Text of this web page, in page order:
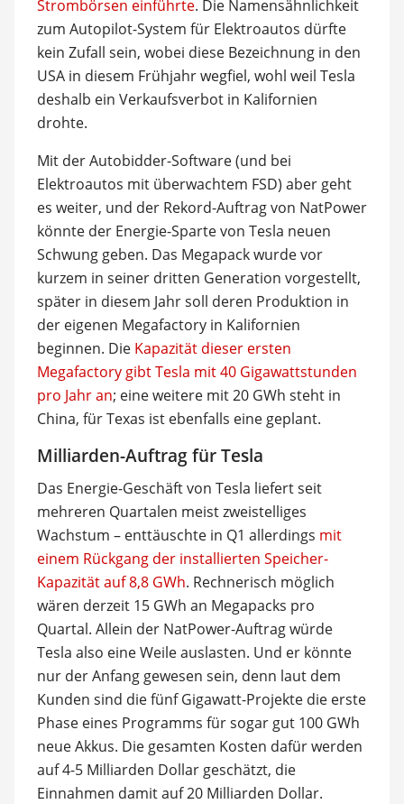
Strombörsen einführte. Die Namensähnlichkeit
zum Autopilot-System für Elektroautos dürfte
kein Zufall sein, wobei diese Bezeichnung in den
USA in diesem Frühjahr wegfiel, wohl weil Tesla
deshalb ein Verkaufsverbot in Kalifornien
drohte.
Mit der Autobidder-Software (und bei
Elektroautos mit überwachtem FSD) aber geht
es weiter, und der Rekord-Auftrag von NatPower
könnte der Energie-Sparte von Tesla neuen
Schwung geben. Das Megapack wurde vor
kurzem in seiner dritten Generation vorgestellt,
später in diesem Jahr soll deren Produktion in
der eigenen Megafactory in Kalifornien
beginnen. Die Kapazität dieser ersten
Megafactory gibt Tesla mit 40 Gigawattstunden
pro Jahr an; eine weitere mit 20 GWh steht in
China, für Texas ist ebenfalls eine geplant.
Milliarden-Auftrag für Tesla
Das Energie-Geschäft von Tesla liefert seit
mehreren Quartalen meist zweistelliges
Wachstum – enttäuschte in Q1 allerdings mit
einem Rückgang der installierten Speicher-
Kapazität auf 8,8 GWh. Rechnerisch möglich
wären derzeit 15 GWh an Megapacks pro
Quartal. Allein der NatPower-Auftrag würde
Tesla also eine Weile auslasten. Und er könnte
nur der Anfang gewesen sein, denn laut dem
Kunden sind die fünf Gigawatt-Projekte die erste
Phase eines Programms für sogar gut 100 GWh
neue Akkus. Die gesamten Kosten dafür werden
auf 4-5 Milliarden Dollar geschätzt, die
Einnahmen damit auf 20 Milliarden Dollar.